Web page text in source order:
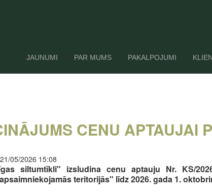
JAUNUMI PAR MUMS PAKALPOJUMI
CENU APTAUJAI
05/2026 15:08
siltumtīkli" izsludina cenu aptauju Nr. KS/
teritorijās" līdz 2026. gada 1.